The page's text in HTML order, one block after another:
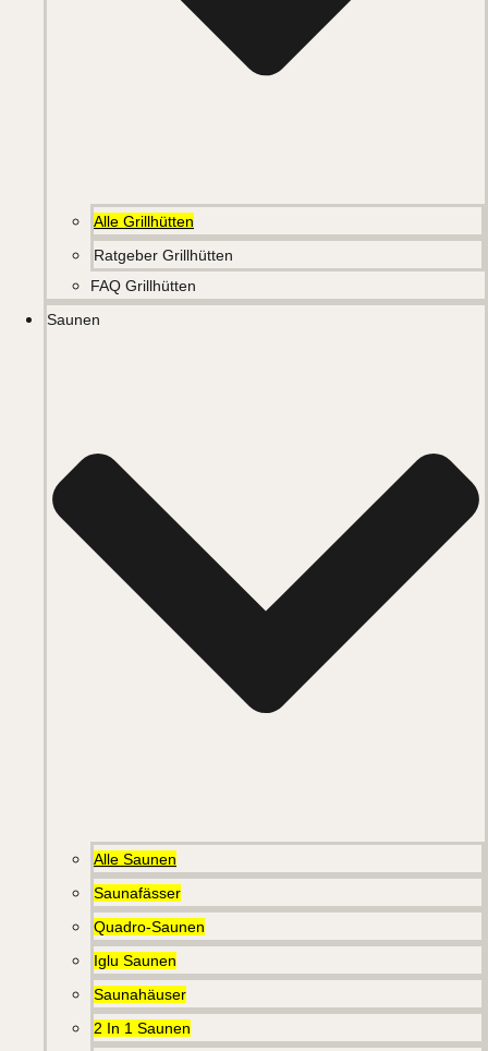
Alle Grillhütten
Ratgeber Grillhütten
FAQ Grillhütten
Saunen
Alle Saunen
Saunafässer
Quadro-Saunen
Iglu Saunen
Saunahäuser
2 In 1 Saunen